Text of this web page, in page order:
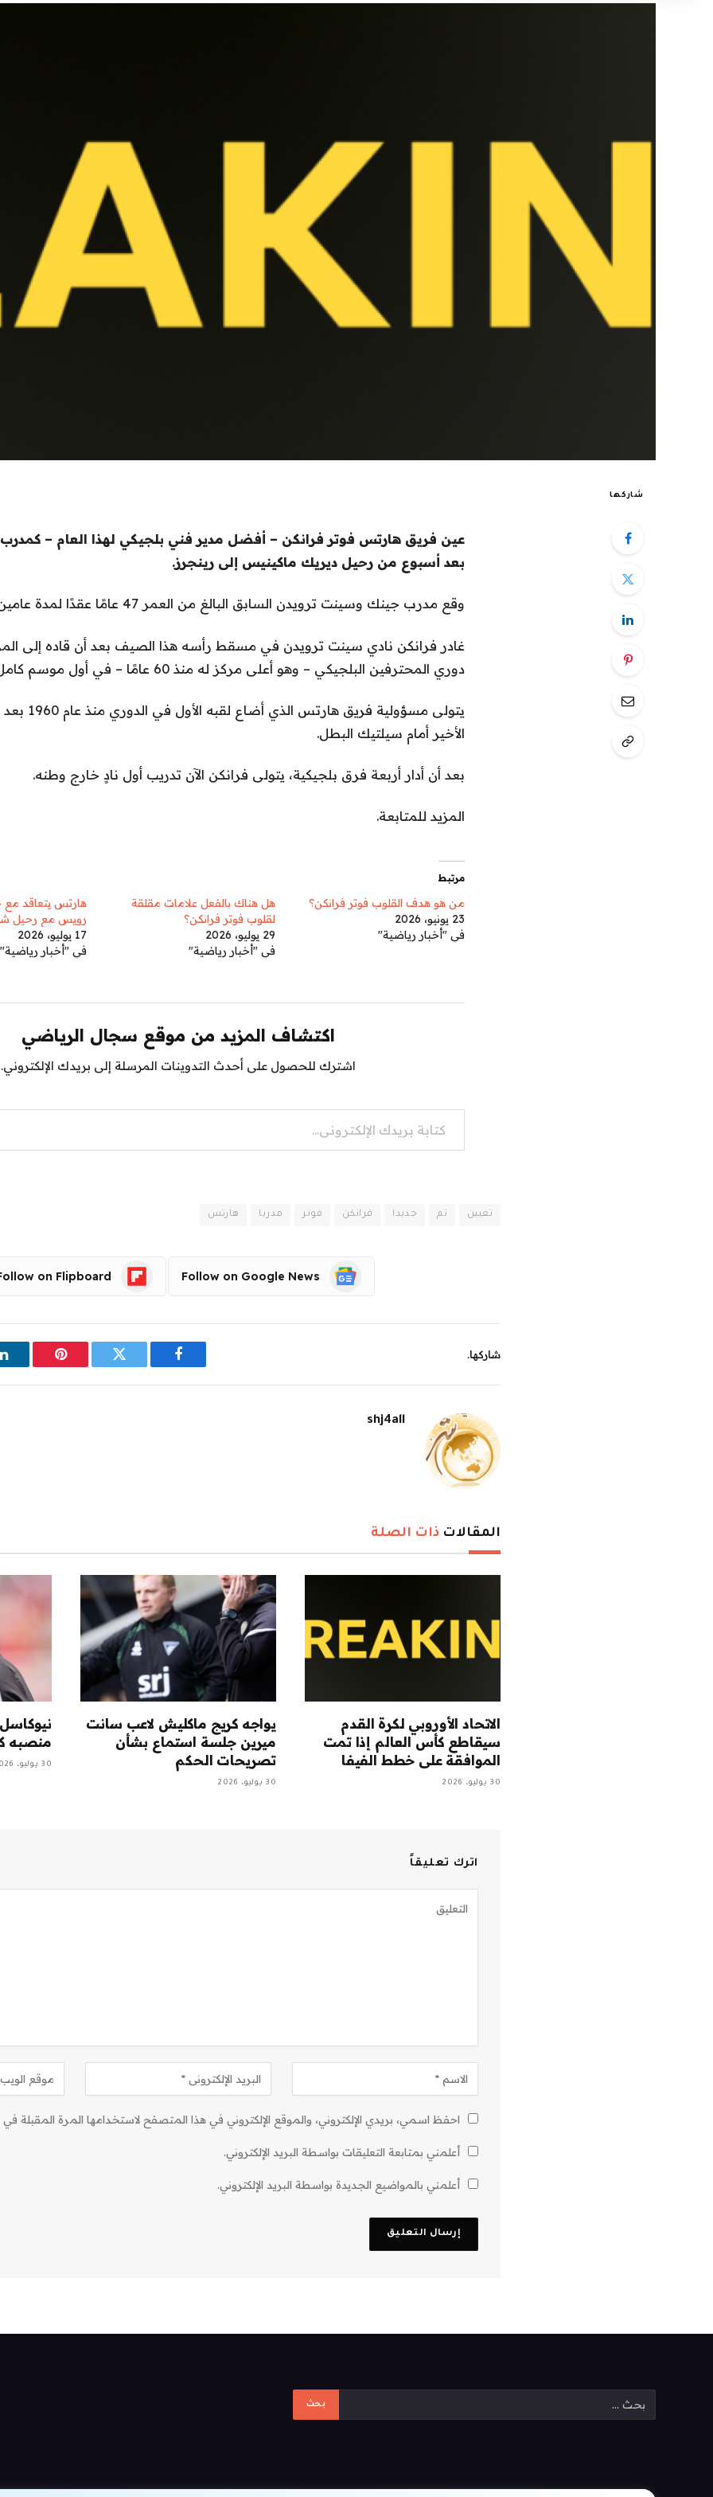
شاركها
عين فريق هارتس فوتر فرانكن – أفضل مدير فني بلجيكي لهذا العام –
بعد أسبوع من رحيل ديريك ماكينيس إلى رينجرز.
وقع مدرب جينك وسينت ترويدن السابق البالغ من العمر 47 عامًا عقدًا لمدة عامين في Tynecastle.
غادر فرانكن نادي سينت ترويدن في مسقط رأسه هذا الصيف بعد أن قاده إلى
دوري المحترفين البلجيكي – وهو أعلى مركز له منذ 60 عامًا – في أول موسم كامل له في المنصب.
يتولى مسؤولية
الأخير أمام سيلتيك البطل.
بعد أن أدار أربعة فرق بلجيكية، يتولى فرانكن الآن تدريب أول نادٍ خارج وطنه.
المزيد للمتابعة.
مرتبط
من هو هدف القلوب فوتر فرانكن؟
23 يونيو، 2026
في "أخبار رياضية"
هل هناك بالفعل علامات مقلقة
لقلوب فوتر فرانكن؟
29 يوليو، 2026
في "أخبار رياضية"
هارتس يتعاقد
رويس مع رحيل
17 يوليو، 2026
في "أخبار رياضية"
اكتشاف المزيد من موقع سجال الرياضي
اشترك للحصول على أحدث التدوينات المرسلة إلى بريدك الإلكتروني.
كتابة بريدك الإلكتروني...
تعيين تم جديدا فرانكن فوتر مدربا هارتس
Follow on Google News
on Flipboard
شاركها.
فيسبوك تويتر بينتيريست
shj4all
المقالات ذات الصلة
الاتحاد الأوروبي لكرة القدم
سيقاطع كأس العالم إذا تمت
الموافقة على خطط الفيفا
30 يوليو، 2026
يواجه كريج ماكليش لاعب سانت
ميرين جلسة استماع بشأن
تصريحات الحكم
30 يوليو، 2026
منصبه
30 يوليو، 2026
اترك تعليقاً
احفظ اسمي، بريدي الإلكتروني، والموقع الإلكتروني في هذا المتصفح لاستخدامها المرة المقبلة في
أعلمني بمتابعة التعليقات بواسطة البريد الإلكتروني.
أعلمني بالمواضيع الجديدة بواسطة البريد الإلكتروني.